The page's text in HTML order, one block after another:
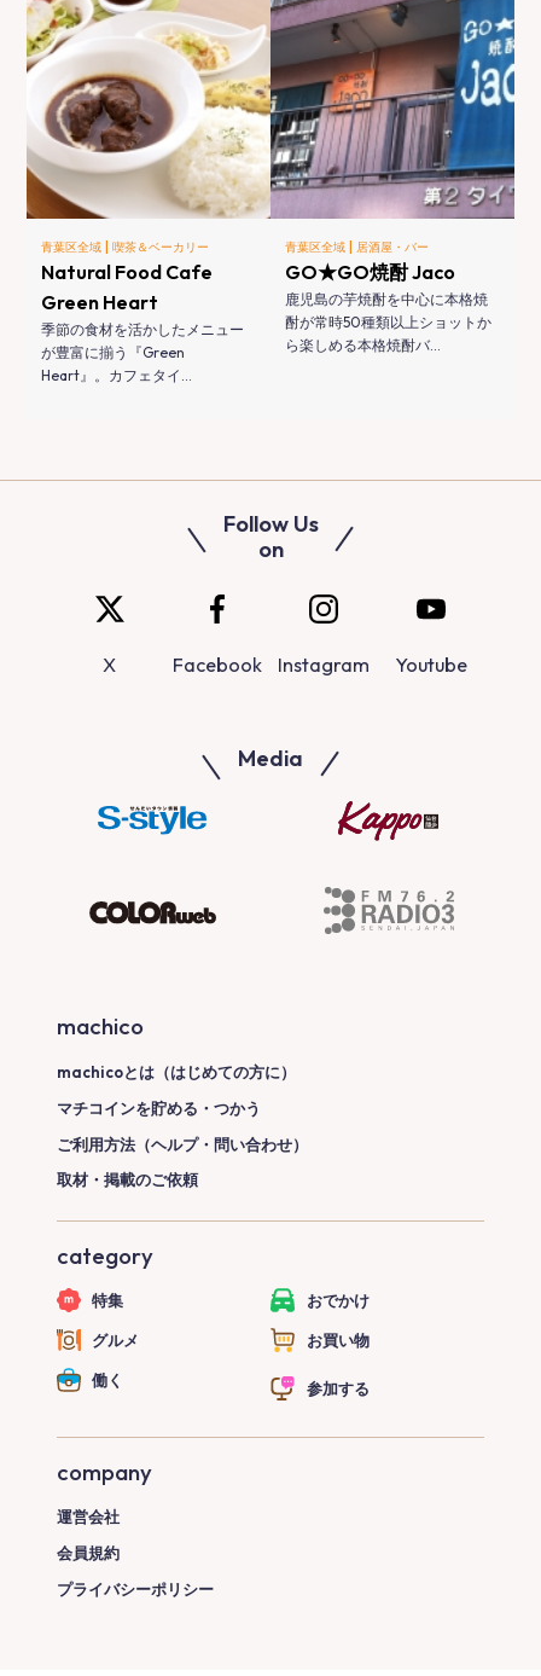
青葉区全域 |喫茶＆ベーカリー
Natural Food Cafe
Green Heart
季節の食材を活かしたメニュー
が豊富に揃う『Green
Heart』。カフェタイ…
青葉区全域 | 居酒屋・バー
GO★GO焼酎 Jaco
鹿児島の芋焼酎を中心に本格焼
酎が常時50種類以上ショットか
ら楽しめる本格焼酎バ…
Follow Us
on
X Facebook Instagram Youtube
Media
machico
machicoとは（はじめての方に）
マチコインを貯める・つかう
ご利用方法（ヘルプ・問い合わせ）
取材・掲載のご依頼
category
特集 おでかけ
グルメ お買い物
働く 参加する
company
運営会社
会員規約
プライバシーポリシー